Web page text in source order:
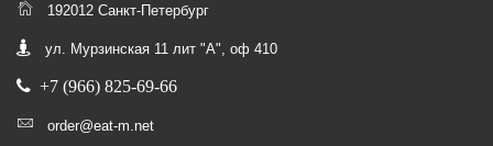
192012 Санкт-Петербург
ул. Мурзинская 11 лит "А", оф 410
+7 (966) 825-69-66
order@eat-m.net